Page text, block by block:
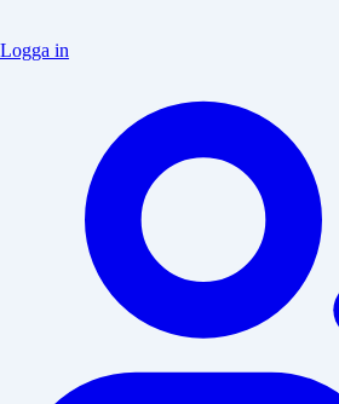
Logga in